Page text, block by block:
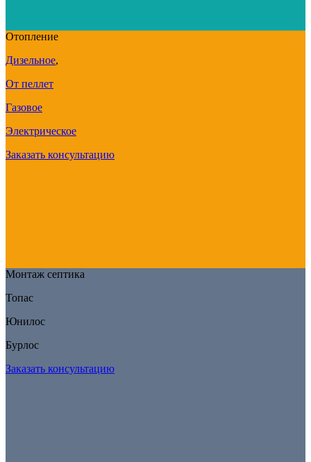
Отопление
Дизельное,
От пеллет
Газовое
Электрическое
Заказать консультацию
Монтаж септика
Топас
Юнилос
Бурлос
Заказать консультацию